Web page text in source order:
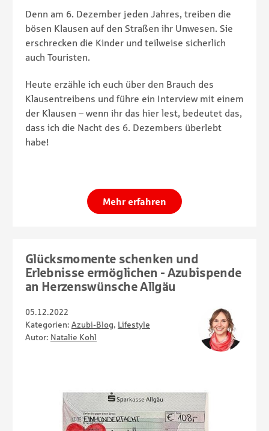
Denn am 6. Dezember jeden Jahres, treiben die
bösen Klausen auf den Straßen ihr Unwesen. Sie
erschrecken die Kinder und teilweise sicherlich
auch Touristen.
Heute erzähle ich euch über den Brauch des
Klausentreibens und führe ein Interview mit einem
der Klausen – wenn ihr das hier lest, bedeutet das,
dass ich die Nacht des 6. Dezembers überlebt
habe!
Mehr erfahren
Glücksmomente schenken und
Erlebnisse ermöglichen - Azubispende
an Herzenswünsche Allgäu
05.12.2022
Kategorien: Azubi-Blog, Lifestyle
Autor: Natalie Kohl